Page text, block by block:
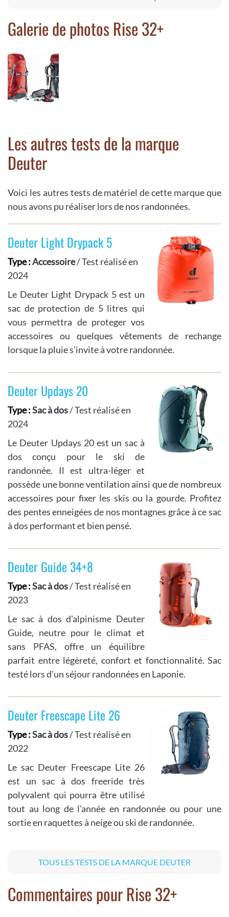
Galerie de photos Rise 32+
Les autres tests de la marque
Deuter
Voici les autres tests de matériel de cette marque que
nous avons pu réaliser lors de nos randonnées.
Deuter Light Drypack 5
Type :Accessoire/ Test réalisé en
2024
Le Deuter Light Drypack 5 est un
sac de protection de 5 litres qui
vous permettra de proteger vos
accessoires ou quelques vêtements de rechange
lorsque la pluie s'invite à votre randonnée.
Deuter Updays 20
Type :Sac à dos/ Test réalisé en
2024
Le Deuter Updays 20 est un sac à
dos conçu pour le ski de
randonnée. Il est ultra-léger et
possède une bonne ventilation ainsi que de nombreux
accessoires pour fixer les skis ou la gourde. Profitez
des pentes enneigées de nos montagnes grâce à ce sac
à dos performant et bien pensé.
Deuter Guide 34+8
Type :Sac à dos/ Test réalisé en
2023
Le sac à dos d'alpinisme Deuter
Guide, neutre pour le climat et
sans PFAS, offre un équilibre
parfait entre légèreté, confort et fonctionnalité. Sac
testé lors d'un séjour randonnées en Laponie.
Deuter Freescape Lite 26
Type :Sac à dos/ Test réalisé en
2022
Le sac Deuter Freescape Lite 26
est un sac à dos freeride très
polyvalent qui pourra être utilisé
tout au long de l'année en randonnée ou pour une
sortie en raquettes à neige ou ski de randonnée.
TOUS LES TESTS DE LA MARQUE DEUTER
Commentaires pour Rise 32+